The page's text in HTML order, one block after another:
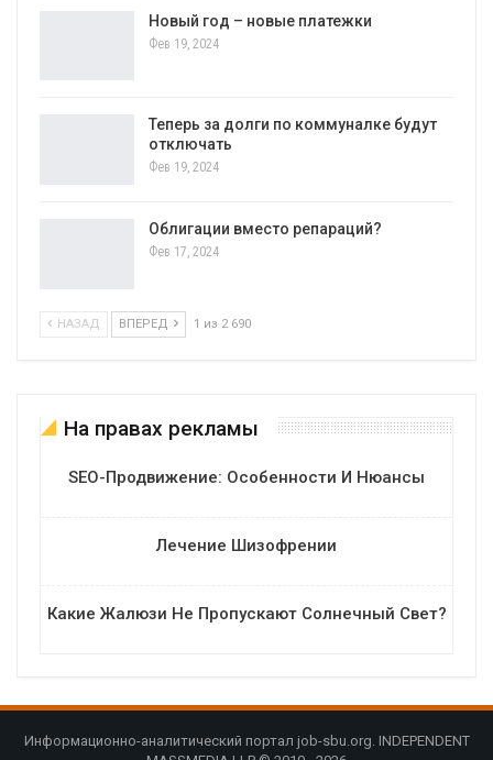
Новый год – новые платежки
Фев 19, 2024
Теперь за долги по коммуналке будут
отключать
Фев 19, 2024
Облигации вместо репараций?
Фев 17, 2024
НАЗАД ВПЕРЕД 1 из 2 690
На правах рекламы
SEO-Продвижение: Особенности И Нюансы
Лечение Шизофрении
Какие Жалюзи Не Пропускают Солнечный Свет?
Информационно-аналитический портал job-sbu.org. INDEPENDENT